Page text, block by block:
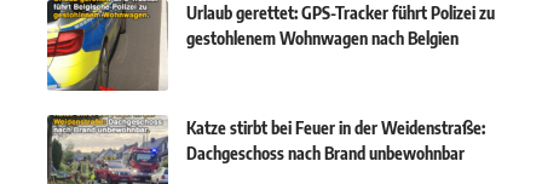
Urlaub gerettet: GPS-Tracker führt Polizei zu
gestohlenem Wohnwagen nach Belgien
Katze stirbt bei Feuer in der Weidenstraße:
Dachgeschoss nach Brand unbewohnbar